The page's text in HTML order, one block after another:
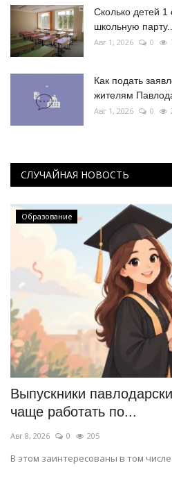
Сколько детей 1
школьную
Авг 1, 2026 0
Как подать
жителям
Авг 1, 2026 0
СЛУЧАЙНАЯ НОВОСТЬ
Образование
Выпускники
чаще работать по...
Авг 8, 2026 0 205
В этом заинтересованы в том